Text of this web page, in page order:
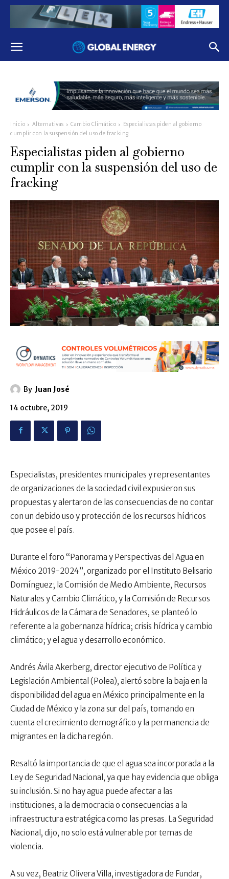
Inicio Alternativas Cambio Climático
Especialistas piden al gobierno
cumplir con la suspensión del uso de fracking
Especialistas piden al gobierno
cumplir con la suspensión del uso de
fracking
By Juan José
14 octubre, 2019
Especialistas, presidentes municipales y representantes
de organizaciones de la sociedad civil expusieron sus
propuestas y alertaron de las consecuencias de no contar
con un debido uso y protección de los recursos hídricos
que posee el país.
Durante el foro “Panorama y Perspectivas del Agua en
México 2019-2024”, organizado por el Instituto Belisario
Domínguez; la Comisión de Medio Ambiente, Recursos
Naturales y Cambio Climático, y la Comisión de Recursos
Hidráulicos de la Cámara de Senadores, se planteó lo
referente a la gobernanza hídrica; crisis hídrica y cambio
climático; y el agua y desarrollo económico.
Andrés Ávila Akerberg, director ejecutivo de Política y
Legislación Ambiental (Polea), alertó sobre la baja en la
disponibilidad del agua en México principalmente en la
Ciudad de México y la zona sur del país, tomando en
cuenta el crecimiento demográfico y la permanencia de
migrantes en la dicha región.
Resaltó la importancia de que el agua sea incorporada a la
Ley de Seguridad Nacional, ya que hay evidencia que obliga
su inclusión. Si no hay agua puede afectar a las
instituciones, a la democracia o consecuencias a la
infraestructura estratégica como las presas. La Seguridad
Nacional, dijo, no solo está vulnerable por temas de
violencia.
A su vez, Beatriz Olivera Villa, investigadora de Fundar,